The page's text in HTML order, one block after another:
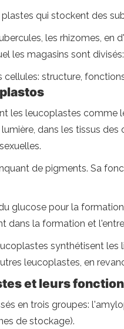
qui stockent des
les rhizomes,
les magasins sont
cellules: structure,
les leucoplastes comme
dans les tissus
de pigments. Sa
glucose pour la
dans la formation et
synthétisent
leucoplastes, en
et leurs
en trois groupes:
de stockage).